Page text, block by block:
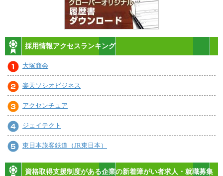
採用情報アクセスランキング
大塚商会
楽天ソシオビジネス
アクセンチュア
ジェイテクト
東日本旅客鉄道（JR東日本）
資格取得支援制度がある企業の新着障がい者求人・就職募集